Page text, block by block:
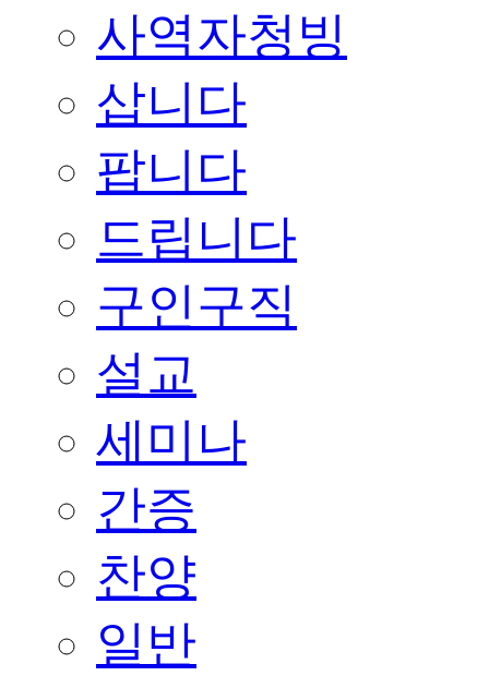
사역자청빙
삽니다
팝니다
드립니다
구인구직
설교
세미나
간증
찬양
일반